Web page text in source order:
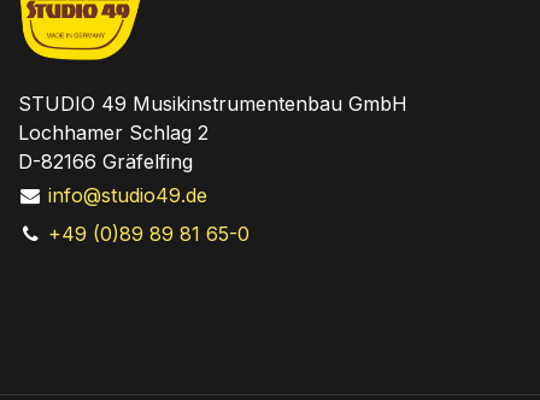
STUDIO 49 Musikinstrumentenbau GmbH
Lochhamer Schlag 2
D-82166 Gräfelfing
info@studio49.de
+49 (0)89 89 81 65-0